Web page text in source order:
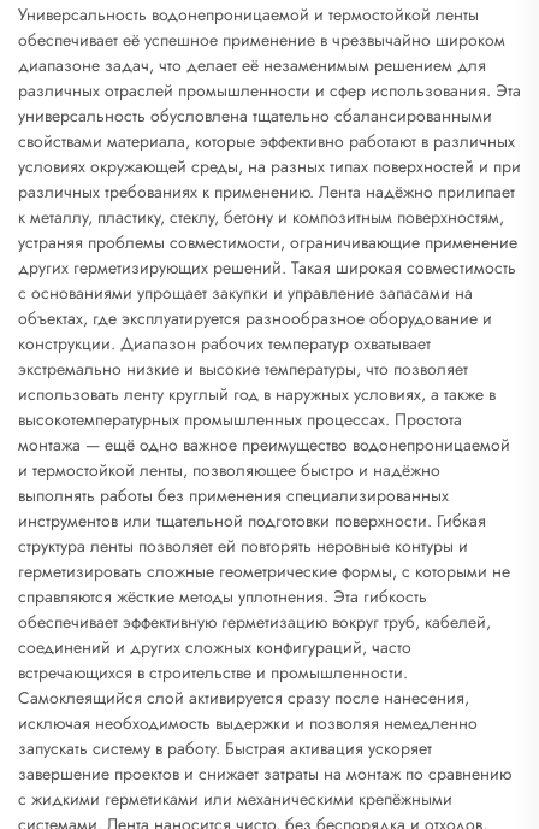
Универсальность водонепроницаемой и термостойкой ленты
обеспечивает её успешное применение в чрезвычайно широком
диапазоне задач, что делает её незаменимым решением для
различных отраслей промышленности и сфер использования. Эта
универсальность обусловлена тщательно сбалансированными
свойствами материала, которые эффективно работают в различных
условиях окружающей среды, на разных типах поверхностей и при
различных требованиях к применению. Лента надёжно прилипает
к металлу, пластику, стеклу, бетону и композитным поверхностям,
устраняя проблемы совместимости, ограничивающие применение
других герметизирующих решений. Такая широкая совместимость
с основаниями упрощает закупки и управление запасами на
объектах, где эксплуатируется разнообразное оборудование и
конструкции. Диапазон рабочих температур охватывает
экстремально низкие и высокие температуры, что позволяет
использовать ленту круглый год в наружных условиях, а также в
высокотемпературных промышленных процессах. Простота
монтажа — ещё одно важное преимущество водонепроницаемой
и термостойкой ленты, позволяющее быстро и надёжно
выполнять работы без применения специализированных
инструментов или тщательной подготовки поверхности. Гибкая
структура ленты позволяет ей повторять неровные контуры и
герметизировать сложные геометрические формы, с которыми не
справляются жёсткие методы уплотнения. Эта гибкость
обеспечивает эффективную герметизацию вокруг труб, кабелей,
соединений и других сложных конфигураций, часто
встречающихся в строительстве и промышленности.
Самоклеящийся слой активируется сразу после нанесения,
исключая необходимость выдержки и позволяя немедленно
запускать систему в работу. Быстрая активация ускоряет
завершение проектов и снижает затраты на монтаж по сравнению
с жидкими герметиками или механическими крепёжными
системами. Лента наносится чисто, без беспорядка и отходов,